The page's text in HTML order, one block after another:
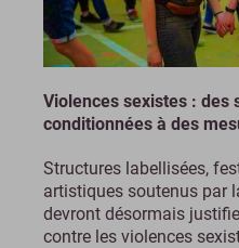
Violences sexistes : des
conditionnées à des
Structures labellisées,
artistiques soutenus par
devront désormais
contre les violences